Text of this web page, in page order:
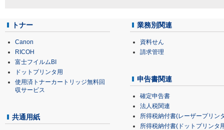
トナー
Canon
RICOH
富士フイルムBI
ドットプリンタ用
使用済トナーカートリッジ無料回
収サービス
共通用紙
業務別関連
資料せん
請求管理
申告書関連
確定申告書
法人税関連
所得税納付書(レーザープリン
所得税納付書(ドットプリンタ